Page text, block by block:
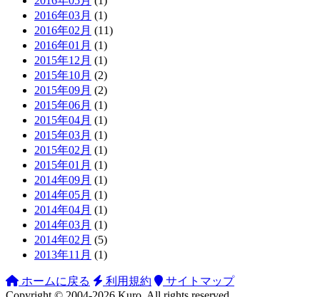
2016年03月 (1)
2016年02月 (11)
2016年01月 (1)
2015年12月 (1)
2015年10月 (2)
2015年09月 (2)
2015年06月 (1)
2015年04月 (1)
2015年03月 (1)
2015年02月 (1)
2015年01月 (1)
2014年09月 (1)
2014年05月 (1)
2014年04月 (1)
2014年03月 (1)
2014年02月 (5)
2013年11月 (1)
ホームに戻る 利用規約
サイトマップ